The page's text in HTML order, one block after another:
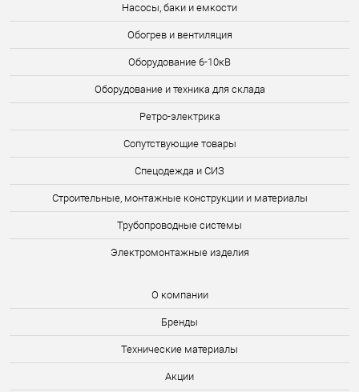
Насосы, баки и емкости
Обогрев и вентиляция
Оборудование 6-10кВ
Оборудование и техника для склада
Ретро-электрика
Сопутствующие товары
Спецодежда и СИЗ
Строительные, монтажные конструкции и материалы
Трубопроводные системы
Электромонтажные изделия
О компании
Бренды
Технические материалы
Акции